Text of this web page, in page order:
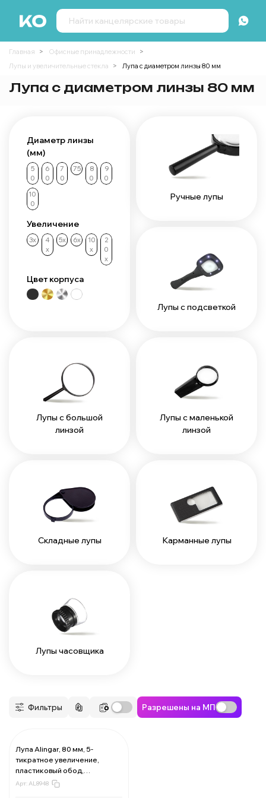
Главная
Офисные принадлежности
Лупы и увеличительные стекла
Лупа с диаметром линзы 80 мм
Лупа с диаметром линзы 80 мм
Диаметр линзы
(мм)
5
0
6
0
7
0
75
8
0
9
0
10
0
Увеличение
3х
4
х
5х 6х
10
х
2
0
х
Цвет корпуса
Ручные лупы
Лупы с подсветкой
Лупы с большой
линзой
Лупы с маленькой
линзой
Складные лупы Карманные лупы
Лупы часовщика
Фильтры Разрешены на МП
Лупа Alingar, 80 мм, 5-
тикратное увеличение,
пластиковый обод,
пластиковый держатель,
Арт:AL8948
За 1 лупу:
141.86 ₽
Мин. 12 шт:
1702.32 ₽
В упаковке 1 шт: